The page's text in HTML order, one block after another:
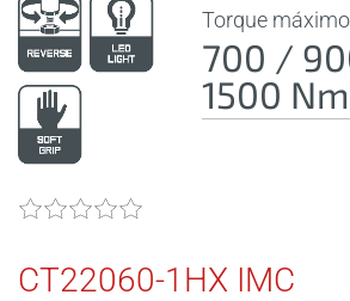
Torque
700 /
1500 Nm
CT22060-1HX IMC